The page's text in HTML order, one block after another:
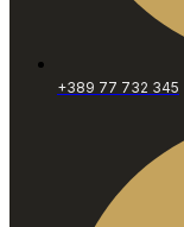
+389 77 732 345